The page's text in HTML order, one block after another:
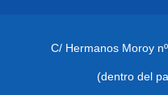
C/ Hermanos Moroy
(dentro del